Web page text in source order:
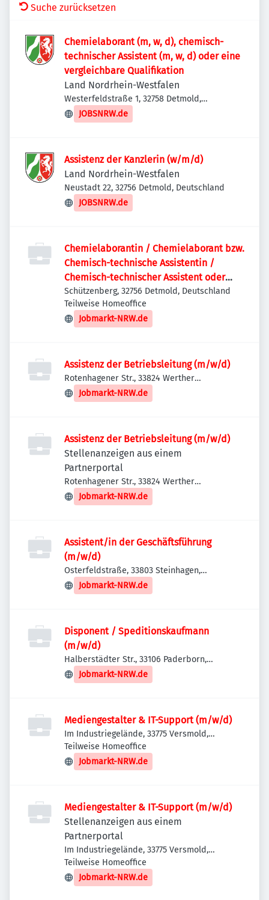
Suche zurücksetzen
Chemielaborant (m, w, d), chemisch-
technischer Assistent (m, w, d) oder eine
vergleichbare Qualifikation
Land Nordrhein-Westfalen
Westerfeldstraße 1, 32758 Detmold,
Deutschland
JOBSNRW.de
Assistenz der Kanzlerin (w/m/d)
Land Nordrhein-Westfalen
Neustadt 22, 32756 Detmold, Deutschland
JOBSNRW.de
Chemielaborantin / Chemielaborant bzw.
Chemisch-technische Assistentin /
Chemisch-technischer Assistent oder
vergleichbar (w/m/d)
Schützenberg, 32756 Detmold, Deutschland
Teilweise Homeoffice
Jobmarkt-NRW.de
Assistenz der Betriebsleitung (m/w/d)
Rotenhagener Str., 33824 Werther
(Westfalen), Deutschland
Jobmarkt-NRW.de
Assistenz der Betriebsleitung (m/w/d)
Stellenanzeigen aus einem
Partnerportal
Rotenhagener Str., 33824 Werther
(Westfalen), Deutschland
Jobmarkt-NRW.de
Assistent/in der Geschäftsführung
(m/w/d)
Osterfeldstraße, 33803 Steinhagen,
Deutschland
Jobmarkt-NRW.de
Disponent / Speditionskaufmann
(m/w/d)
Halberstädter Str., 33106 Paderborn,
Deutschland
Jobmarkt-NRW.de
Mediengestalter & IT-Support (m/w/d)
Im Industriegelände, 33775 Versmold,
Deutschland
Teilweise Homeoffice
Jobmarkt-NRW.de
Mediengestalter & IT-Support (m/w/d)
Stellenanzeigen aus einem
Partnerportal
Im Industriegelände, 33775 Versmold,
Deutschland
Teilweise Homeoffice
Jobmarkt-NRW.de